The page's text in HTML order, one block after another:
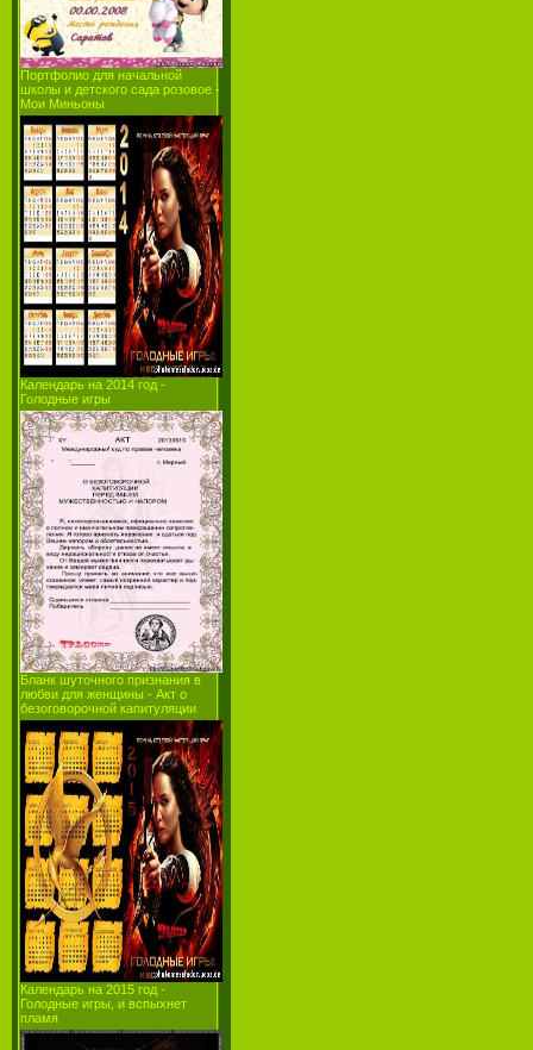
Портфолио для начальной
школы и детcкого сада розовое -
Мои Миньоны
Календарь на 2014 год -
Голодные игры
Бланк шуточного признания в
любви для женщины - Акт о
безоговорочной капитуляции
Календарь на 2015 год -
Голодные игры, и вспыхнет
пламя